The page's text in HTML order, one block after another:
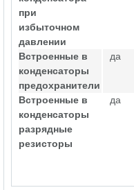
при
избыточном
давлении
Встроенные в
конденсаторы
предохранители
да
Встроенные в
конденсаторы
разрядные
резисторы
да